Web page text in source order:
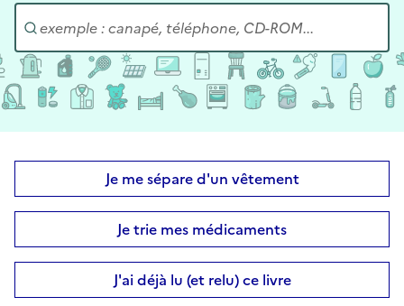
Entrez un objet ou un déchet :
Je me sépare d'un vêtement
Je trie mes médicaments
J'ai déjà lu (et relu) ce livre